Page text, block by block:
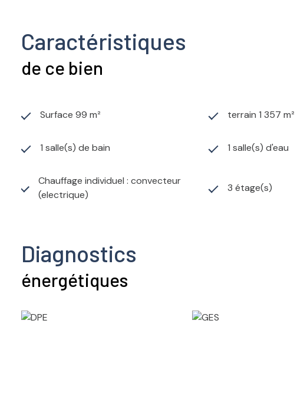
Caractéristiques
de ce bien
Surface 99 m² terrain 1 357 m²
1 salle(s) de bain 1 salle(s) d'eau
Chauffage individuel : convecteur
(electrique)
3 étage(s)
Diagnostics
énergétiques